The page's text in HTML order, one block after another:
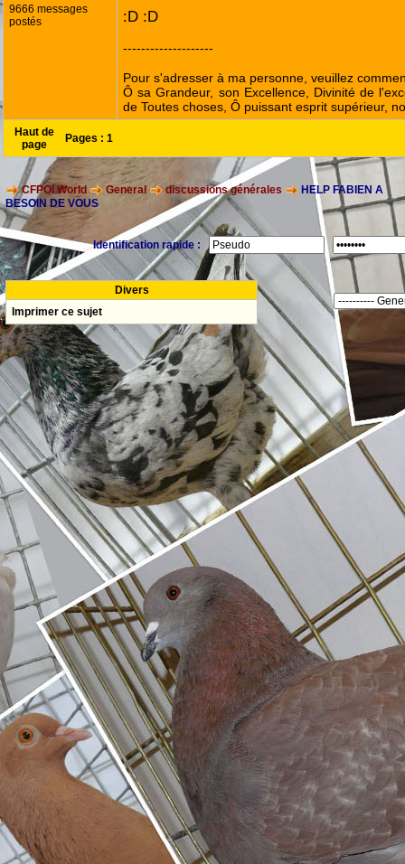
9666 messages
postés
:D :D
--------------------
Pour s'adresser à ma personne, veuillez
Ô sa Grandeur, son Excellence, Divinité de
de Toutes choses, Ô puissant esprit supérieur,
Haut de
page
Pages : 1
CFPOI World General discussions générales
HELP FABIEN A
BESOIN DE VOUS
Identification rapide :
Divers
Imprimer ce sujet